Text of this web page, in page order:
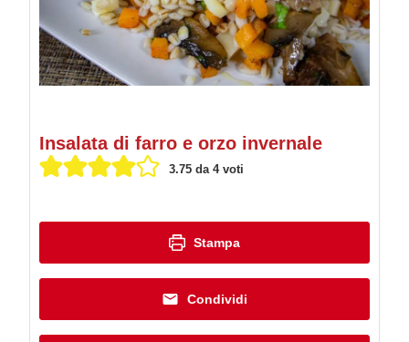
Insalata di farro e orzo invernale
3.75da 4voti
Stampa
Condividi